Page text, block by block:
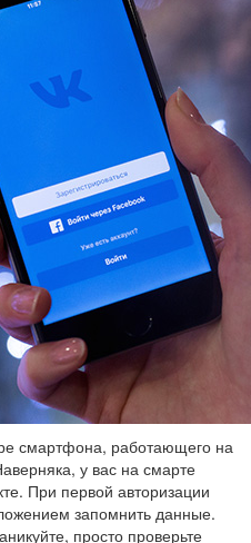
смартфона, работающего на
у вас на смарте
При первой авторизации
запомнить данные.
просто проверьте